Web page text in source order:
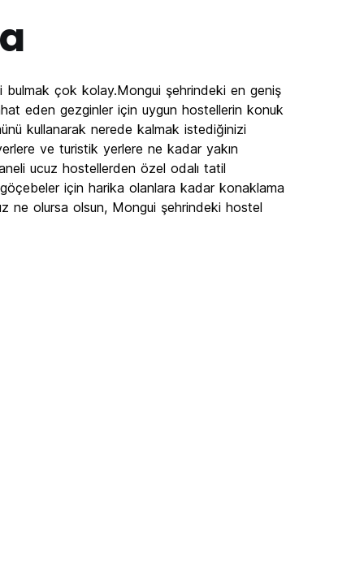
çok kolay.Mongui şehrindeki en geniş
eden gezginler için uygun hostellerin konuk
kullanarak nerede kalmak istediğinizi
ve turistik yerlere ne kadar yakın
ucuz hostellerden özel odalı tatil
için harika olanlara kadar konaklama
ne olursa olsun, Mongui şehrindeki hostel